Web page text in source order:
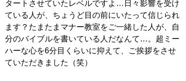
タートさせていたレベルですよ…日々影響を受け
ている人が、ちょうど目の前にいたって信じられ
ます？たまたまマナー教室をご一緒した人が、自
分のバイブルを書いている人だなんて…。超ミー
ハーな心を6分目くらいに抑えて、ご挨拶をさせ
ていただきました（笑）